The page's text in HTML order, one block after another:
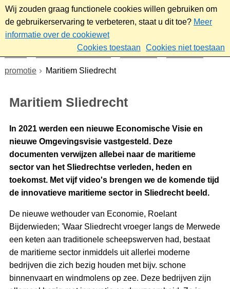
Wij zouden graag functionele cookies willen gebruiken om
de gebruikerservaring te verbeteren, staat u dit toe? Meer
informatie over de cookiewet
Cookies toestaan
Cookies niet toestaan
Werk & ondernemen Economie
Sliedrecht
promotie
Maritiem Sliedrecht
Maritiem Sliedrecht
In 2021 werden een nieuwe Economische Visie en
nieuwe Omgevingsvisie vastgesteld. Deze
documenten verwijzen allebei naar de maritieme
sector van het Sliedrechtse verleden, heden en
toekomst. Met vijf video's brengen we de komende tijd
de innovatieve maritieme sector in Sliedrecht beeld.
De nieuwe wethouder van Economie, Roelant
Bijderwieden; 'Waar Sliedrecht vroeger langs de Merwede
een keten aan traditionele scheepswerven had, bestaat
de maritieme sector inmiddels uit allerlei moderne
bedrijven die zich bezig houden met bijv. schone
binnenvaart en windmolens op zee. Deze bedrijven zijn